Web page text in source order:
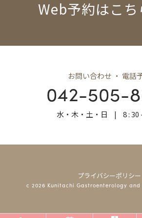
Web予約はこち
お問い合わせ ・ 電話
042-505-
水・木・土・日 | 8 : 30
プライバシーポリシー
c 2026 Kunitachi Gastroenterology